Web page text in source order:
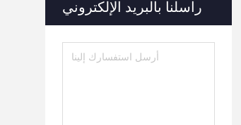
راسلنا بالبريد الإلكتروني